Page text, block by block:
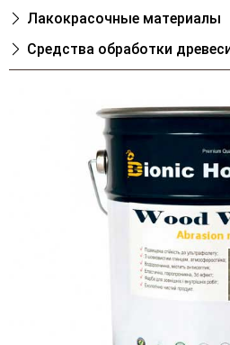
Лакокрасочные материалы
Cредства обработки